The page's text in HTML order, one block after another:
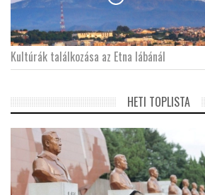
Kultúrák találkozása az Etna lábánál
HETI TOPLISTA